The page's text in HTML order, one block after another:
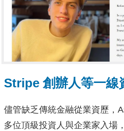
Stripe 創辦人等一線
儘管缺乏傳統金融從業資歷，
多位頂級投資人與企業家入場